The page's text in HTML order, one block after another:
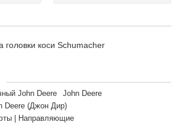
коси Schumacher
John Deere
John Deere
Deere (Джон Дир)
| Направляющие